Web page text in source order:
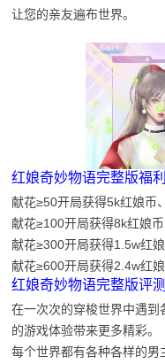
让您的亲友遍布世界。
红娘奇妙物语完整版福利
献花≥50开局获得5k红娘币
献花≥100开局获得8k红娘币
献花≥300开局获得1.5w红
献花≥600开局获得2.4w红
红娘奇妙物语完整版评测
在一次次的穿梭世界中遇到
的游戏体验带来更多精彩。
每个世界都有各种各样的